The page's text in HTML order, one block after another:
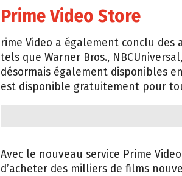
Prime Video Store
rime Video a également conclu des
tels que Warner Bros.,
désormais également disponibles
est disponible gratuitement pour
Avec le nouveau service Prime
d’acheter des milliers de films